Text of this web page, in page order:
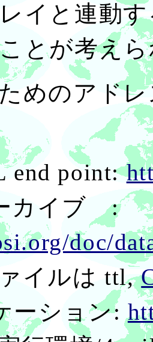
イと連動
とが考え
めのアド
end point:
カイブ :
doc/
イルは ttl,
ーション: